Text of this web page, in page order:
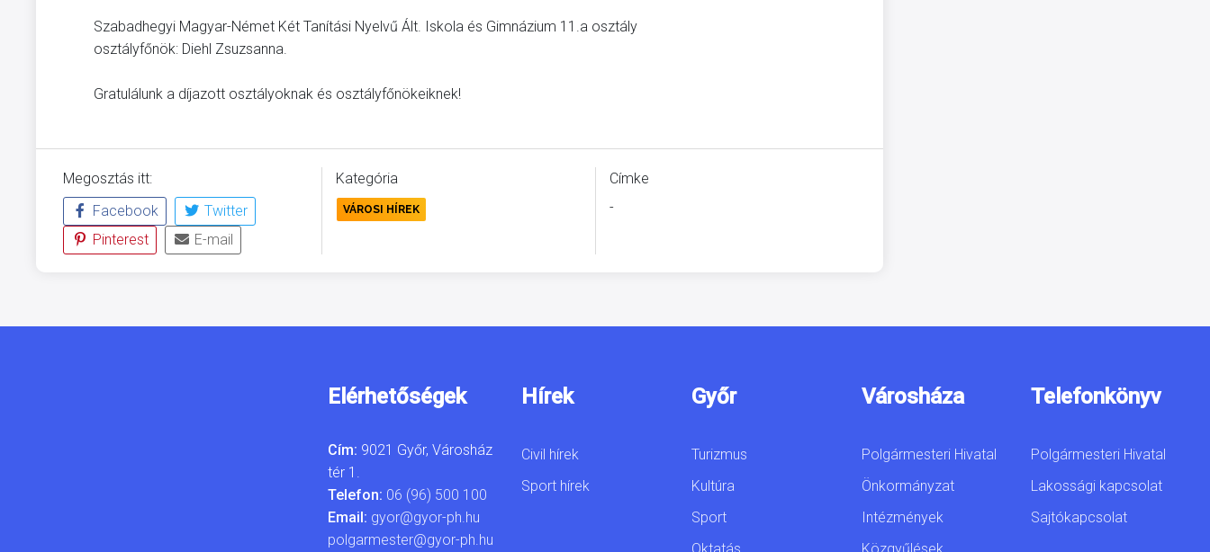
Szabadhegyi Magyar-Német Két Tanítási Nyelvű Ált. Iskola és Gimnázium 11.a osztály
osztályfőnök: Diehl Zsuzsanna.
Gratulálunk a díjazott osztályoknak és osztályfőnökeiknek!
Megosztás itt:
Facebook
Twitter
Pinterest
E-mail
Kategória
VÁROSI HÍREK
Címke
-
Elérhetőségek
Cím: 9021 Győr, Városház
tér 1.
Telefon: 06 (96) 500 100
Email: gyor@gyor-ph.hu
polgarmester@gyor-ph.hu
Hírek
Civil hírek
Sport hírek
Győr
Turizmus
Kultúra
Sport
Városháza
Polgármesteri Hivatal
Önkormányzat
Intézmények
Telefonkönyv
Polgármesteri Hivatal
Lakossági kapcsolat
Sajtókapcsolat